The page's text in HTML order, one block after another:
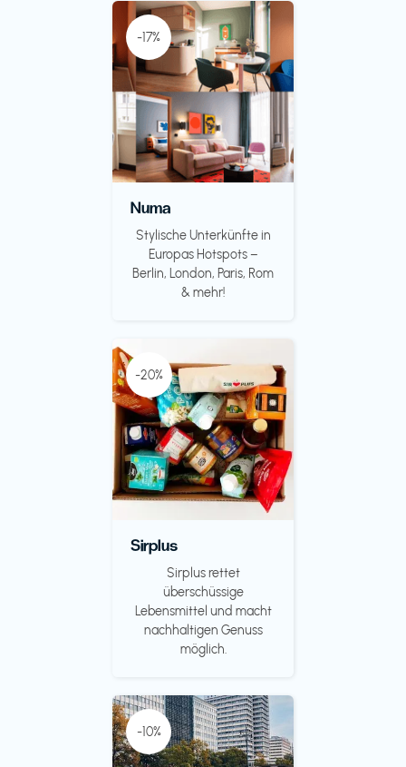
-17%
Numa
Stylische Unterkünfte in
Europas Hotspots –
Berlin, London, Paris, Rom
& mehr!
-20%
Sirplus
Sirplus rettet
überschüssige
Lebensmittel und macht
nachhaltigen Genuss
möglich.
-10%